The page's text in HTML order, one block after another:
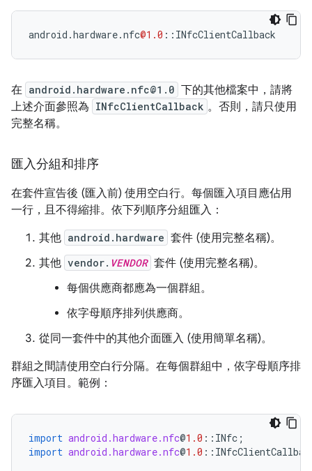
android .hardware.nfc@1.0 :: INfcClientCallback
在 android.hardware.nfc@1.0 下的其他檔案中，請將
上述介面參照為 INfcClientCallback 。否則，請只使用
完整名稱。
匯入分組和排序
在套件宣告後 (匯入前) 使用空白行。每個匯入項目應佔用
一行，且不得縮排。依下列順序分組匯入：
其他 android.hardware 套件 (使用完整名稱)。
其他 vendor. VENDOR 套件 (使用完整名稱)。
每個供應商都應為一個群組。
依字母順序排列供應商。
從同一套件中的其他介面匯入 (使用簡單名稱)。
群組之間請使用空白行分隔。在每個群組中，依字母順序排
序匯入項目。範例：
import android.hardware.nfc@1.0 :: INfc ;
import android.hardware.nfc@1.0 ::